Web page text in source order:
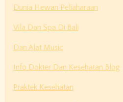
Dunia Hewan Peliaharaan
Vila Dan Spa Di Bali
Dan Alat Music
Info Dokter Dan Kesehatan Blog
Praktek Kesehatan